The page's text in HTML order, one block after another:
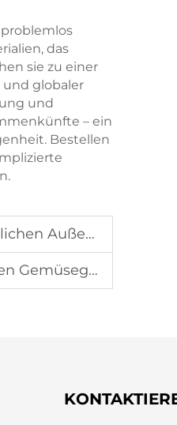
das
sie zu einer
und globaler
und
– ein
Bestellen
beliebt?
geeignet ist?